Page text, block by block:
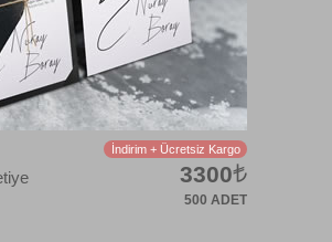
İndirim + Ücretsiz Kargo
3300
500 ADET